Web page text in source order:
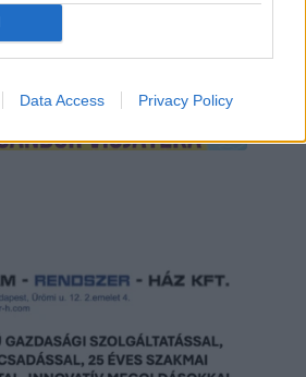
Data Access Privacy Policy